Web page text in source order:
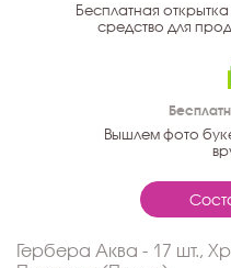
Бесплатная
средство для
Вышлем фото
Гербера Аква - 17 шт.,